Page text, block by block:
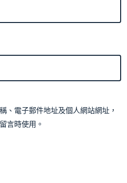
、電子郵件地址及個人網站網址，
言時使用。